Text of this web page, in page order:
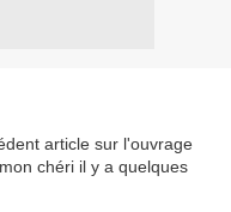
article sur l'ouvrage
chéri il y a quelques